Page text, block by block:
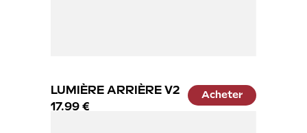
LUMIÈRE ARRIÈRE V2
17.99 €
Acheter